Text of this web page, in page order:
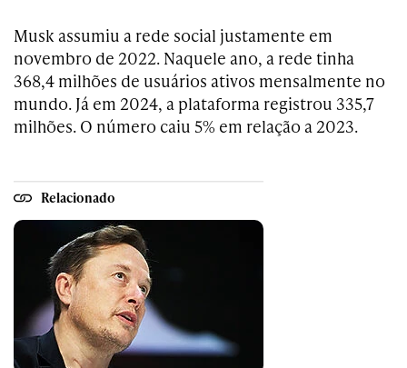
Musk assumiu a rede social justamente em
novembro de 2022. Naquele ano, a rede tinha
368,4 milhões de usuários ativos mensalmente no
mundo. Já em 2024, a plataforma registrou 335,7
milhões. O número caiu 5% em relação a 2023.
Relacionado